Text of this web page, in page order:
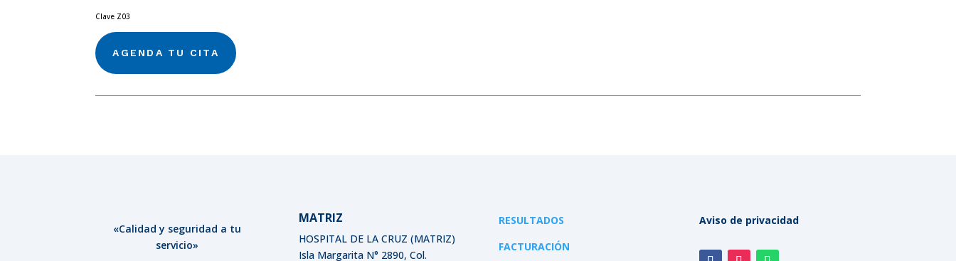
Clave Z03
AGENDA TU CITA
«Calidad y seguridad a tu
servicio»
MATRIZ
HOSPITAL DE LA CRUZ (MATRIZ)
Isla Margarita N° 2890, Col.
RESULTADOS
FACTURACIÓN
Aviso de privacidad